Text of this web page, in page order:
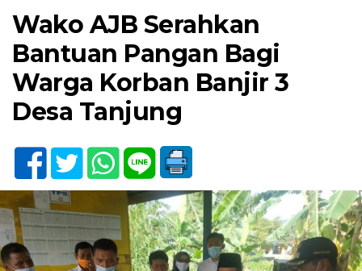
Wako AJB Serahkan
Bantuan Pangan Bagi
Warga Korban Banjir 3
Desa Tanjung